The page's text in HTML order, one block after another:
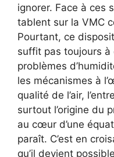
ignorer. Face à ces
tablent sur la VMC
Pourtant, ce
suffit pas toujours à
problèmes
les mécanismes à
qualité de l’air,
surtout l’origine du
au cœur d’une
paraît. C’est en
qu’il devient